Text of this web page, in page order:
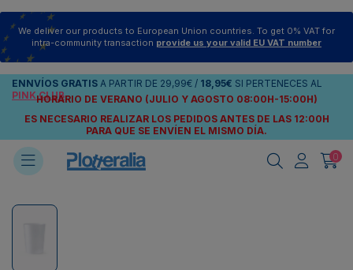
We deliver our products to European Union countries. To get 0% VAT for
intra-community transaction provide us your valid EU VAT number
ENNVÍOS GRATIS A PARTIR DE 29,99€ / 18,95€ SI PERTENECES AL
PINK CLUB
HORARIO DE VERANO (JULIO Y AGOSTO 08:00H-15:00H)
ES NECESARIO REALIZAR LOS PEDIDOS ANTES DE LAS 12:00H
PARA QUE SE ENVÍEN EL MISMO DÍA.
0